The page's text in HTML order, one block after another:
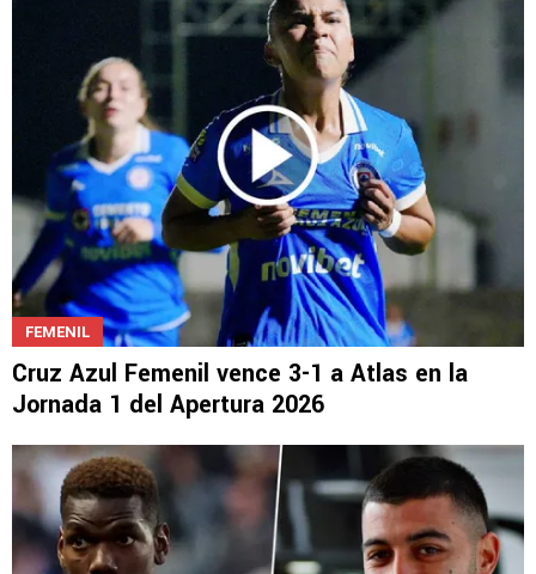
FEMENIL
Cruz Azul Femenil vence 3-1 a Atlas en la
Jornada 1 del Apertura 2026